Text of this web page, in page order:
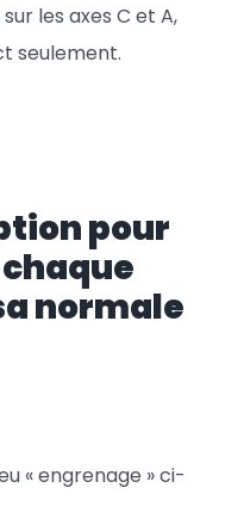
les axes C et A,
seulement.
pour
normale
« engrenage » ci-